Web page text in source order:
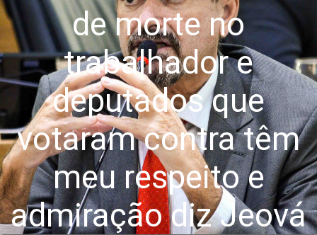
de morte no
trabalhador e
deputados que
votaram contra têm
meu respeito e
admiração diz Jeová